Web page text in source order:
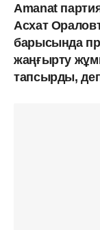
Amanat
Асхат
барысында
жаңғырту
тапсырды,